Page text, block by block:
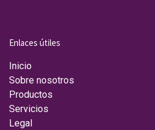
Enlaces útiles
Inicio
Sobre nosotros
Productos
Servicios
Legal